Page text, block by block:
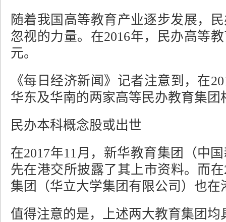
随着我国高等教育产业逐步发展，
忽视的力量。在2016年，民办高等
元。
《每日经济新闻》记者注意到，在
华东及华南的两家高等民办教育集
民办本科概念股或出世
在2017年11月，新华教育集团（中
先在港交所披露了其上市资料。而
集团（华立大学集团有限公司）也
值得注意的是，上述两大教育集团